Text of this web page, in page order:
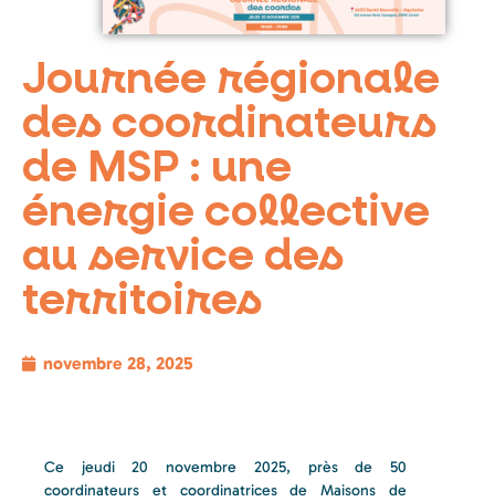
Journée régionale
des coordinateurs
de MSP : une
énergie collective
au service des
territoires
novembre 28, 2025
Ce jeudi 20 novembre 2025, près de 50
coordinateurs et coordinatrices de Maisons de